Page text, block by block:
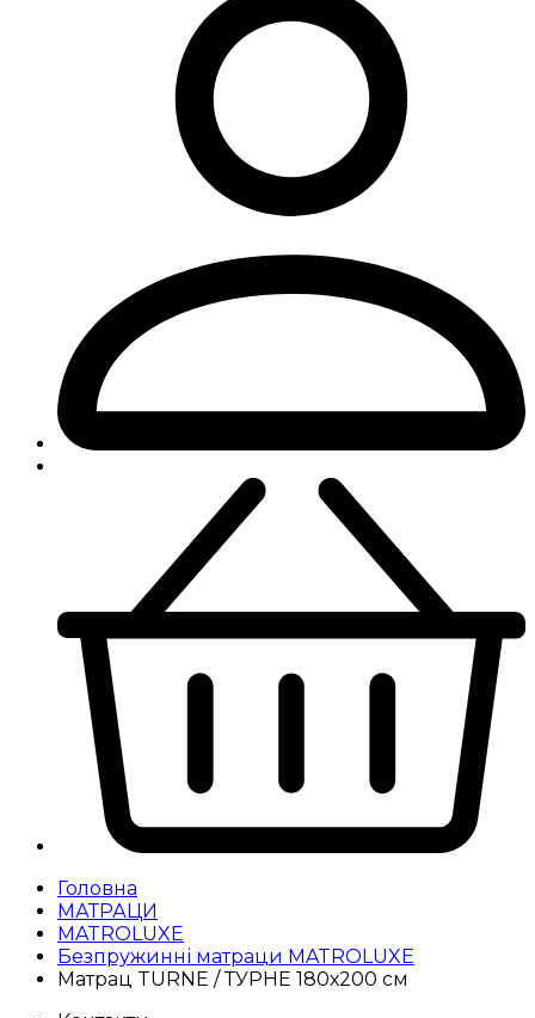
Головна
МАТРАЦИ
MATROLUXE
Безпружинні матраци MATROLUXE
Матрац TURNE / ТУРНЕ 180х200 см